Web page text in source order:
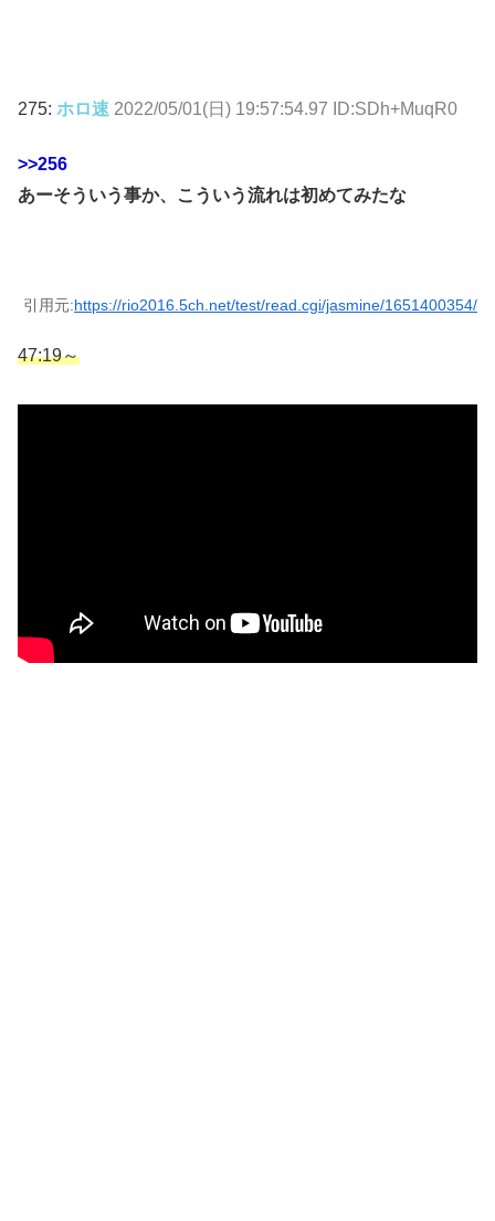
275: ホロ速 2022/05/01(日) 19:57:54.97 ID:SDh+MuqR0
>>256
あーそういう事か、こういう流れは初めてみたな
引用元:https://rio2016.5ch.net/test/read.cgi/jasmine/1651400354/
47:19～